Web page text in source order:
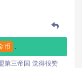
币 .
第三帝国 觉得很赞